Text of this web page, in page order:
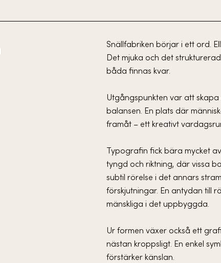
Snällfabriken börjar i ett ord.
Det mjuka och det
båda finnas kvar.
Utgångspunkten var att skapa
balansen. En plats där
framåt – ett kreativt
Typografin fick bära mycket
tyngd och riktning, där vissa
subtil rörelse i det annars
förskjutningar. En antydan till
mänskliga i det uppbyggda.
Ur formen växer också ett
nästan kroppsligt. En enkel
förstärker känslan.